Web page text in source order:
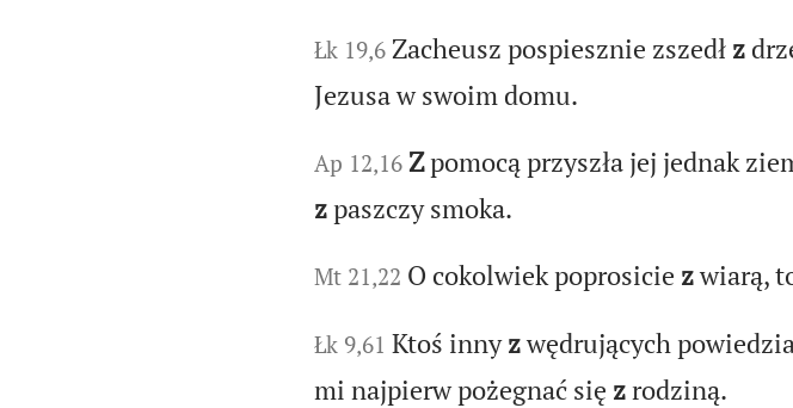
Łk 19,6 Zacheusz pospiesznie zszedł z
Jezusa w swoim domu.
Ap 12,16 Zpomocą przyszła jej jednak
zpaszczy smoka.
Mt 21,22 O cokolwiek poprosicie zwiarą,
Łk 9,61 Ktoś innyzwędrujących
mi najpierw pożegnać się zrodziną.